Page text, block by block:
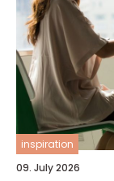
inspiration
09. July 2026